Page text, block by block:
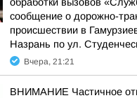
сообщение о дорожно-
происшествии в
Назрань по ул.
Вчера, 21:21
ВНИМАНИЕ Частичное